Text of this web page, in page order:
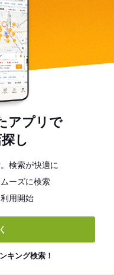
アプリで
し
検索が快適に
ーズに検索
用開始
キング検索！